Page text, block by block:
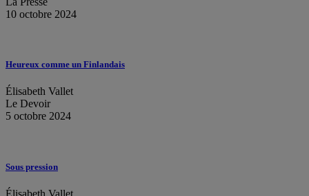
10 octobre 2024
Heureux comme un Finlandais
Élisabeth Vallet
Le Devoir
5 octobre 2024
Sous pression
Élisabeth Vallet